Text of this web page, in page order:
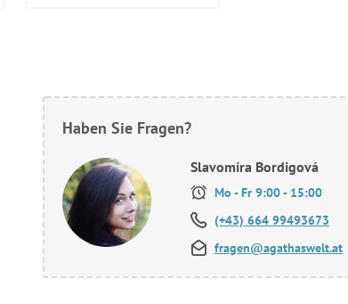
Haben Sie Fragen?
Slavomíra Bordigová
Mo - Fr 9:00 - 15:00
(+43) 664 99493673
fragen@agathaswelt.at